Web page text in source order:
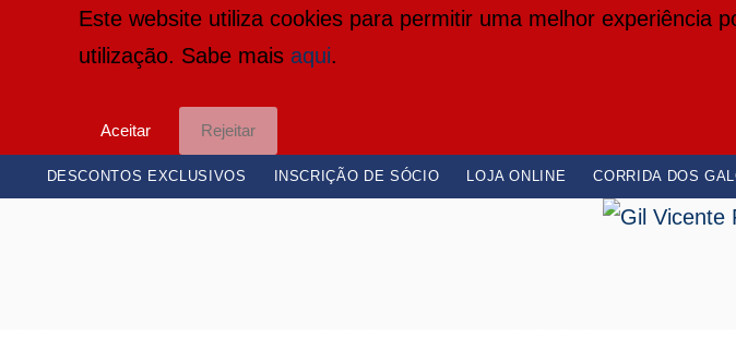
Este website utiliza cookies para permitir uma melhor experiência
utilização. Sabe mais aqui.
Aceitar Rejeitar
DESCONTOS EXCLUSIVOS INSCRIÇÃO DE SÓCIO LOJA ONLINE CORRIDA DOS